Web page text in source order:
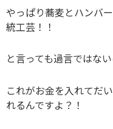
やっぱり蕎麦とハンバ
統工芸！！
と言っても過言ではな
これがお金を入れてだ
れるんですよ？！